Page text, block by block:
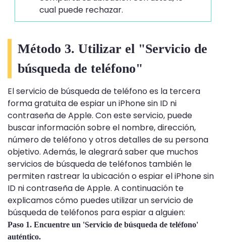
cual puede rechazar.
Método 3. Utilizar el "Servicio de
búsqueda de teléfono"
El servicio de búsqueda de teléfono es la tercera
forma gratuita de espiar un iPhone sin ID ni
contraseña de Apple. Con este servicio, puede
buscar información sobre el nombre, dirección,
número de teléfono y otros detalles de su persona
objetivo. Además, le alegrará saber que muchos
servicios de búsqueda de teléfonos también le
permiten rastrear la ubicación o espiar el iPhone sin
ID ni contraseña de Apple. A continuación te
explicamos cómo puedes utilizar un servicio de
búsqueda de teléfonos para espiar a alguien:
Paso 1. Encuentre un 'Servicio de búsqueda de teléfono'
auténtico.